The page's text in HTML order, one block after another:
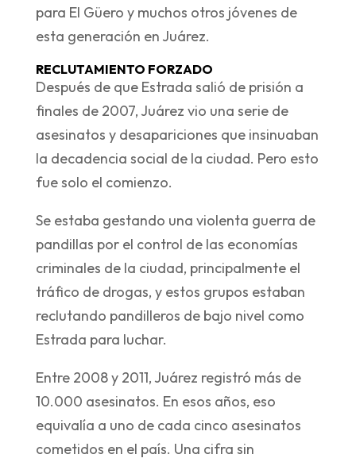
para El Güero y muchos otros jóvenes de
esta generación en Juárez.
RECLUTAMIENTO FORZADO
Después de que Estrada salió de prisión a
finales de 2007, Juárez vio una serie de
asesinatos y desapariciones que insinuaban
la decadencia social de la ciudad. Pero esto
fue solo el comienzo.
Se estaba gestando una violenta guerra de
pandillas por el control de las economías
criminales de la ciudad, principalmente el
tráfico de drogas, y estos grupos estaban
reclutando pandilleros de bajo nivel como
Estrada para luchar.
Entre 2008 y 2011, Juárez registró más de
10.000 asesinatos. En esos años, eso
equivalía a uno de cada cinco asesinatos
cometidos en el país. Una cifra sin